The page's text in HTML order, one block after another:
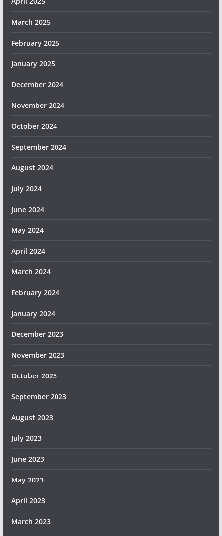
March 2025
February 2025
January 2025
December 2024
November 2024
October 2024
September 2024
August 2024
July 2024
June 2024
May 2024
April 2024
March 2024
February 2024
January 2024
December 2023
November 2023
October 2023
September 2023
August 2023
July 2023
June 2023
May 2023
April 2023
March 2023